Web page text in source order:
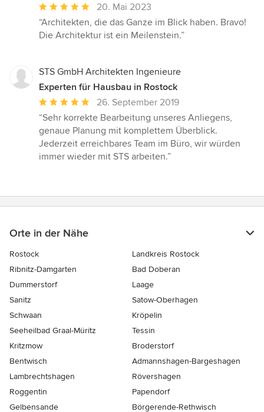
Durchschnittliche
Bewertung:
5
Sternen
20. Mai 2023
“Architekten, die das Ganze im Blick haben. Bravo!
Die Architektur ist ein Meilenstein.”
STS GmbH Architekten Ingenieure
Experten für Hausbau in Rostock
Durchschnittliche
Bewertung:
5
von
5
26. September 2019
“Sehr korrekte Bearbeitung unseres Anliegens,
genaue Planung mit komplettem Überblick.
Jederzeit erreichbares Team im Büro, wir würden
immer wieder mit STS arbeiten.”
Orte in der Nähe
Rostock
Landkreis Rostock
Ribnitz-Damgarten
Bad Doberan
Dummerstorf
Laage
Sanitz
Satow-Oberhagen
Schwaan
Kröpelin
Seeheilbad Graal-Müritz
Tessin
Kritzmow
Broderstorf
Bentwisch
Admannshagen-Bargeshagen
Lambrechtshagen
Rövershagen
Roggentin
Papendorf
Gelbensande
Börgerende-Rethwisch